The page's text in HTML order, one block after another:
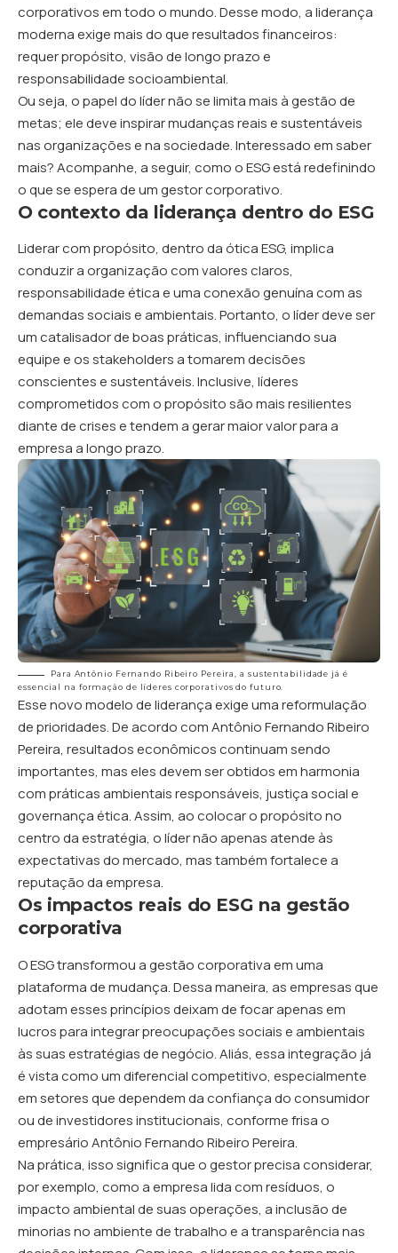
corporativos em todo o mundo. Desse modo, a liderança
moderna exige mais do que resultados financeiros:
requer propósito, visão de longo prazo e
responsabilidade socioambiental.
Ou seja, o papel do líder não se limita mais à gestão de
metas; ele deve inspirar mudanças reais e sustentáveis
nas organizações e na sociedade. Interessado em saber
mais? Acompanhe, a seguir, como o ESG está redefinindo
o que se espera de um gestor corporativo.
O contexto da liderança dentro do ESG
Liderar com propósito, dentro da ótica ESG, implica
conduzir a organização com valores claros,
responsabilidade ética e uma conexão genuína com as
demandas sociais e ambientais. Portanto, o líder deve ser
um catalisador de boas práticas, influenciando sua
equipe e os stakeholders a tomarem decisões
conscientes e sustentáveis. Inclusive, líderes
comprometidos com o propósito são mais resilientes
diante de crises e tendem a gerar maior valor para a
empresa a longo prazo.
Para Antônio Fernando Ribeiro Pereira, a sustentabilidade já é
essencial na formação de líderes corporativos do futuro.
Esse novo modelo de liderança exige uma reformulação
de prioridades. De acordo com Antônio Fernando Ribeiro
Pereira, resultados econômicos continuam sendo
importantes, mas eles devem ser obtidos em harmonia
com práticas ambientais responsáveis, justiça social e
governança ética. Assim, ao colocar o propósito no
centro da estratégia, o líder não apenas atende às
expectativas do mercado, mas também fortalece a
reputação da empresa.
Os impactos reais do ESG na gestão
corporativa
O ESG transformou a gestão corporativa em uma
plataforma de mudança. Dessa maneira, as empresas que
adotam esses princípios deixam de focar apenas em
lucros para integrar preocupações sociais e ambientais
às suas estratégias de negócio. Aliás, essa integração já
é vista como um diferencial competitivo, especialmente
em setores que dependem da confiança do consumidor
ou de investidores institucionais, conforme frisa o
empresário Antônio Fernando Ribeiro Pereira.
Na prática, isso significa que o gestor precisa considerar,
por exemplo, como a empresa lida com resíduos, o
impacto ambiental de suas operações, a inclusão de
minorias no ambiente de trabalho e a transparência nas